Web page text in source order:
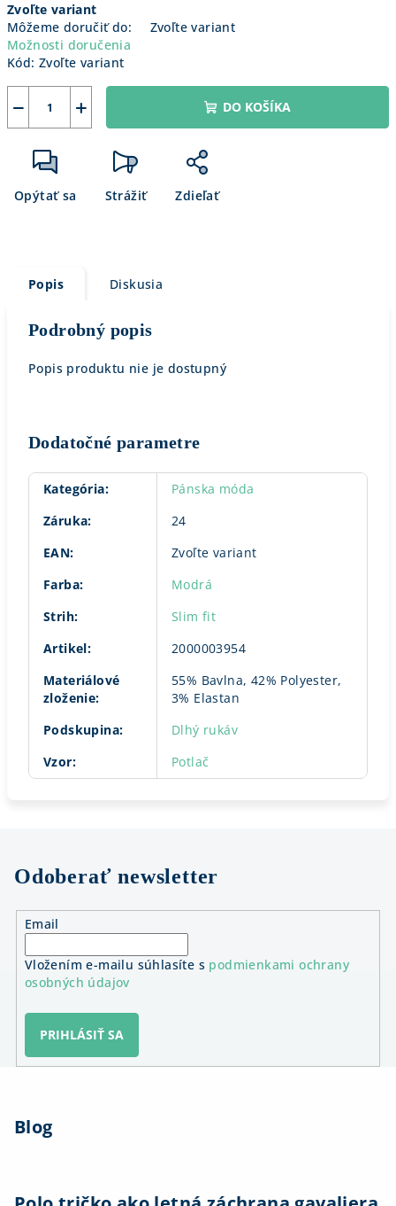
cena:
Zvoľte variant
Môžeme doručiť do:
Zvoľte variant
Možnosti doručenia
Kód: Zvoľte variant
+
− DO KOŠÍKA
Opýtať sa Strážiť Zdieľať
Popis Diskusia
Podrobný popis
Popis produktu nie je dostupný
Dodatočné parametre
Kategória:
Pánska móda
Záruka:
24
EAN:
Zvoľte variant
Farba:
Modrá
Strih:
Slim fit
Artikel:
2000003954
Materiálové
zloženie:
55% Bavlna, 42% Polyester,
3% Elastan
Podskupina:
Dlhý rukáv
Vzor: Potlač
Odoberať newsletter
Email
Vložením e-mailu súhlasíte s podmienkami ochrany
osobných údajov
PRIHLÁSIŤ SA
Blog